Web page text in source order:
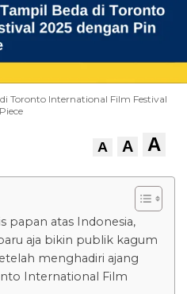
Toronto International Film Festival
A A A
papan atas Indonesia,
aja bikin publik kagum
menghadiri ajang
International Film